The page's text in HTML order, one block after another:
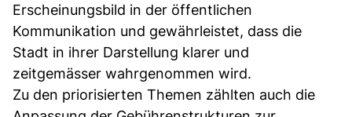
Erscheinungsbild in der öffentlichen
Kommunikation und gewährleistet, dass die
Stadt in ihrer Darstellung klarer und
zeitgemässer wahrgenommen wird.
Zu den priorisierten Themen zählten auch die